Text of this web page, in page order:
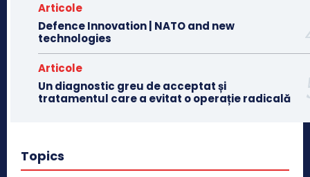
Articole
Defence Innovation | NATO and new
technologies
Articole
Un diagnostic greu de acceptat și
tratamentul care a evitat o operație radicală
Topics